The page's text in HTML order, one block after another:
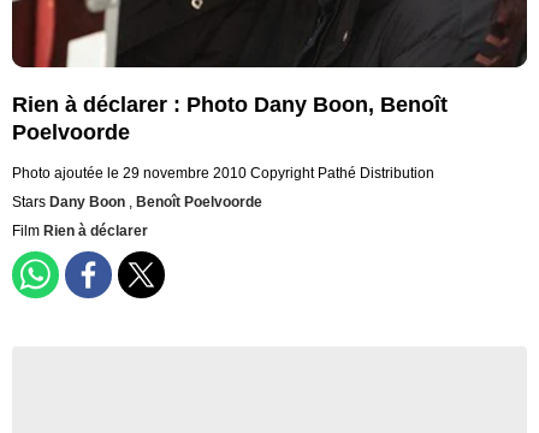
Rien à déclarer : Photo Dany Boon, Benoît
Poelvoorde
Photo ajoutée le 29 novembre 2010 Copyright Pathé Distribution
Stars Dany Boon , Benoît Poelvoorde
Film Rien à déclarer